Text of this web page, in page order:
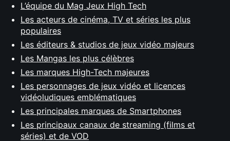
L’équipe du Mag Jeux High Tech
Les acteurs de cinéma, TV et séries les plus
populaires
Les éditeurs & studios de jeux vidéo majeurs
Les Mangas les plus célèbres
Les marques High-Tech majeures
Les personnages de jeux vidéo et licences
vidéoludiques emblématiques
Les principales marques de Smartphones
Les principaux canaux de streaming (films et
séries) et de VOD